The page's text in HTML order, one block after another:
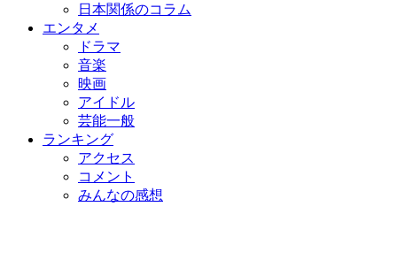
日本関係のコラム
エンタメ
ドラマ
音楽
映画
アイドル
芸能一般
ランキング
アクセス
コメント
みんなの感想